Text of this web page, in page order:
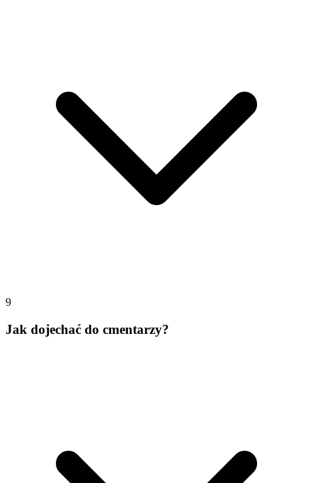
9
Jak dojechać do cmentarzy?